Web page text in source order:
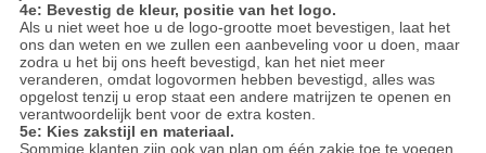
4e: Bevestig de kleur, positie van het logo.
Als u niet weet hoe u de logo-grootte moet bevestigen, laat het
ons dan weten en we zullen een aanbeveling voor u doen, maar
zodra u het bij ons heeft bevestigd, kan het niet meer
veranderen, omdat logovormen hebben bevestigd, alles was
opgelost tenzij u erop staat een andere matrijzen te openen en
verantwoordelijk bent voor de extra kosten.
5e: Kies zakstijl en materiaal.
Sommige klanten zijn ook van plan om één zakje toe te voegen